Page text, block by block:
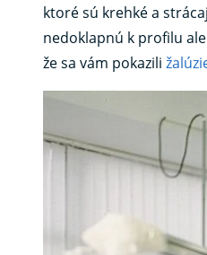
ktoré sú krehké a
nedoklapnú k profilu
že sa vám pokazili